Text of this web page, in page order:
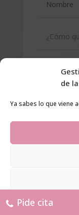
de
Ya sabes lo que viene
Política de
Pide cita